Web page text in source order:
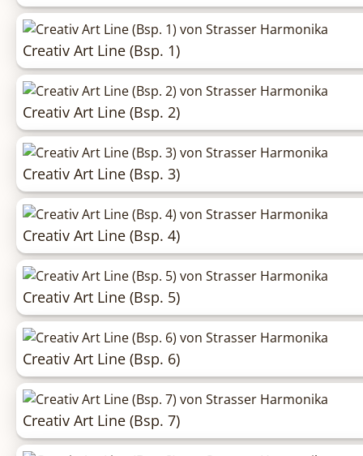
Creativ Art Line (Bsp. 1)
Creativ Art Line (Bsp. 2)
Creativ Art Line (Bsp. 3)
Creativ Art Line (Bsp. 4)
Creativ Art Line (Bsp. 5)
Creativ Art Line (Bsp. 6)
Creativ Art Line (Bsp. 7)